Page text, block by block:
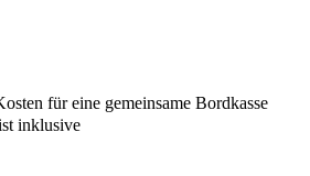
für eine gemeinsame Bordkasse
inklusive